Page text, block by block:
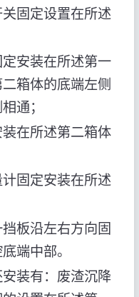
固定设置在所述
安装在所述第一
箱体的底端左侧
通；
在所述第二箱体
固定安装在所述
板沿左右方向固
端中部。
装有：废渣沉降